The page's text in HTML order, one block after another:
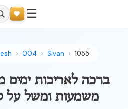
☰
004 Sivan 1055
ברכה לאריכות ימים
משמעות ומשל על